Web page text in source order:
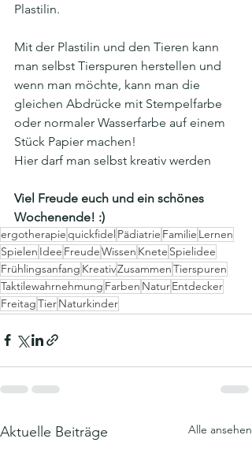
Plastilin.
Mit der Plastilin und den Tieren kann
man selbst Tierspuren herstellen und
wenn man möchte, kann man die
gleichen Abdrücke mit Stempelfarbe
oder normaler Wasserfarbe auf einem
Stück Papier machen!
Hier darf man selbst kreativ werden
Viel Freude euch und ein schönes
Wochenende! :)
ergotherapiequickfidel Pädiatrie Familie Lernen
Spielen Idee FreudeWissen Knete Spielidee
Frühlingsanfang KreativZusammenTierspuren
Taktilewahrnehmung Farben NaturEntdecker
FreitagTierNaturkinder
Aktuelle Beiträge Alle ansehen